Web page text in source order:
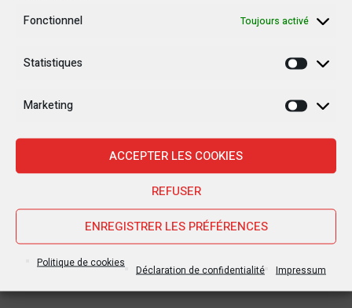
Fonctionnel Toujours activé
Statistiques
Marketing
ACCEPTER LES COOKIES
REFUSER
ENREGISTRER LES PRÉFÉRENCES
Politique de cookies
Déclaration de confidentialité Impressum